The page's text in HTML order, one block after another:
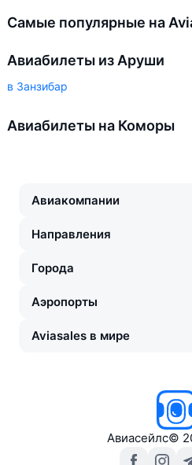
Самые популярные на
Авиабилеты из Аруши
в Занзибар
Авиабилеты на Коморы
Авиакомпании
Направления
Города
Аэропорты
Aviasales в мире
Авиасейлс©